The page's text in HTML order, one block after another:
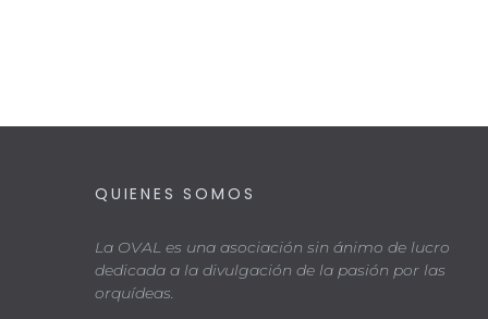
QUIENES SOMOS
La OVAL es una asociación sin ánimo de lucro
dedicada a la divulgación de la pasión por las
orquídeas.